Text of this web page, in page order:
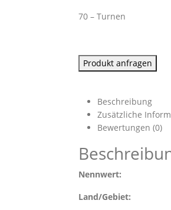
70 – Turnen
Produkt anfragen
Beschreibung
Zusätzliche
Bewertungen (0)
Land/Gebiet: